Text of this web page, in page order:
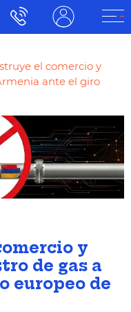
el comercio y
ante el giro
y
de gas a
europeo de